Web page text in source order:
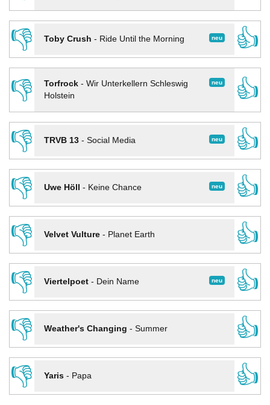
👎
neu
Toby Crush - Ride Until the Morning
👍
👎
neu
Torfrock- Wir Unterkellern Schleswig
Holstein
👍
👎
neu
TRVB 13- Social Media
👍
👎
neu
Uwe Höll - Keine Chance
👍
👎
Velvet Vulture- Planet Earth
👍
👎
neu
Viertelpoet- Dein Name
👍
👎
Weather's Changing - Summer
👍
👎
Yaris- Papa 👍